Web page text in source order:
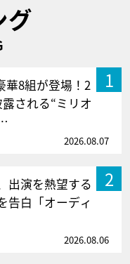
グ
1
華8組が登場！2
される“ミリオ
2026.08.07
2
出演を熱望する
告白「オーディ
2026.08.06